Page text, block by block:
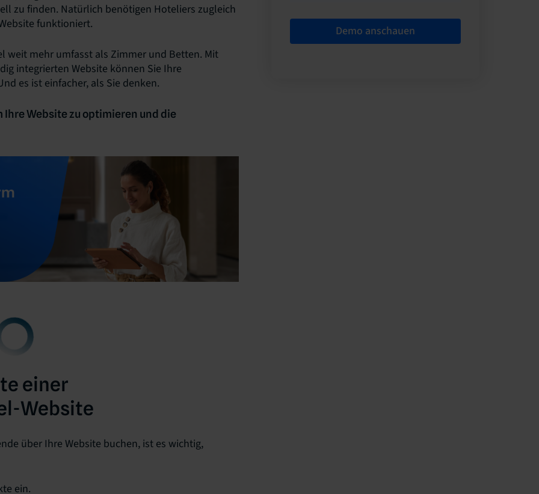
zu finden. Natürlich benötigen Hoteliers zugleich
funktioniert.
weit mehr umfasst als Zimmer und Betten. Mit
integrierten Website können Sie Ihre
es ist einfacher, als Sie denken.
Website zu optimieren und die
einer
Website
über Ihre Website buchen, ist es wichtig,
ein.
Demo anschauen